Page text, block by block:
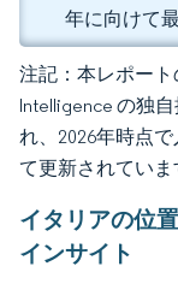
年に向けて
注記：本レポー
Intelligence の独
れ、2026年時点
て更新されていま
イタリアの位
インサイト